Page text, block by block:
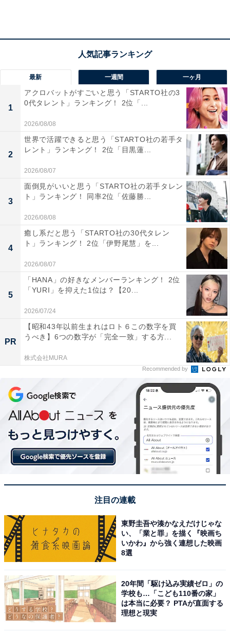
ドにフォーカスした記事執筆やSEOライティングの経験を経て、の
チャー・エンタメなどを中心に企画編集を担当。東京都出身。居酒
10位までの全ランキング結果を見
こちらもおすすめ
札幌市民が選んだ「住みたい自治体」ランキン
グ！ 2位「札幌市北区」、1位は？【2025年調
1 2
最新 一週間 一ヶ月
1
アクロバットがすごいと思う「STARTO社の3
0代タレント」ランキング！ 2位「...
2026/08/08
2
世界で活躍できると思う「STARTO社の若手タ
レント」ランキング！ 2位「目黒蓮...
2026/08/07
3
面倒見がいいと思う「STARTO社の若手タレン
ト」ランキング！ 同率2位「佐藤勝...
2026/08/08
4
癒し系だと思う「STARTO社の30代タレン
ト」ランキング！ 2位「伊野尾慧」を...
2026/08/07
5
「HANA」の好きなメンバーランキング！ 2位
「YURI」を抑えた1位は？【20...
2026/07/24
PR
【昭和43年以前生まれはロト６この数字を買
うべき】6つの数字が「完全一致」する方...
株式会社MURA
Recommended by
注目の連載
東野圭吾や湊かなえだけじゃな
い、「業と罪」を描く『映画ち
いかわ』から強く連想した映画
8選
20年間「駆け込み実績ゼロ」の
学校も…「こども110番の家」
は本当に必要？ PTAが直面する
理想と現実